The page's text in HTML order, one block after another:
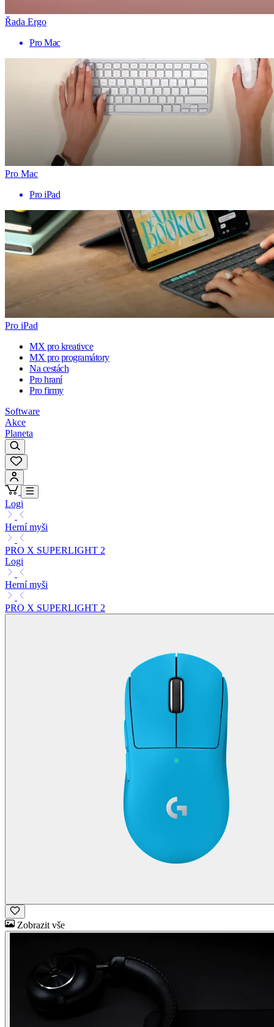
Řada Ergo
Pro Mac
Pro Mac
Pro iPad
Pro iPad
MX pro kreativce
MX pro programátory
Na cestách
Pro hraní
Pro firmy
Software
Akce
Planeta
Logi
Herní myši
PRO X SUPERLIGHT 2
Logi
Herní myši
PRO X SUPERLIGHT 2
Zobrazit vše